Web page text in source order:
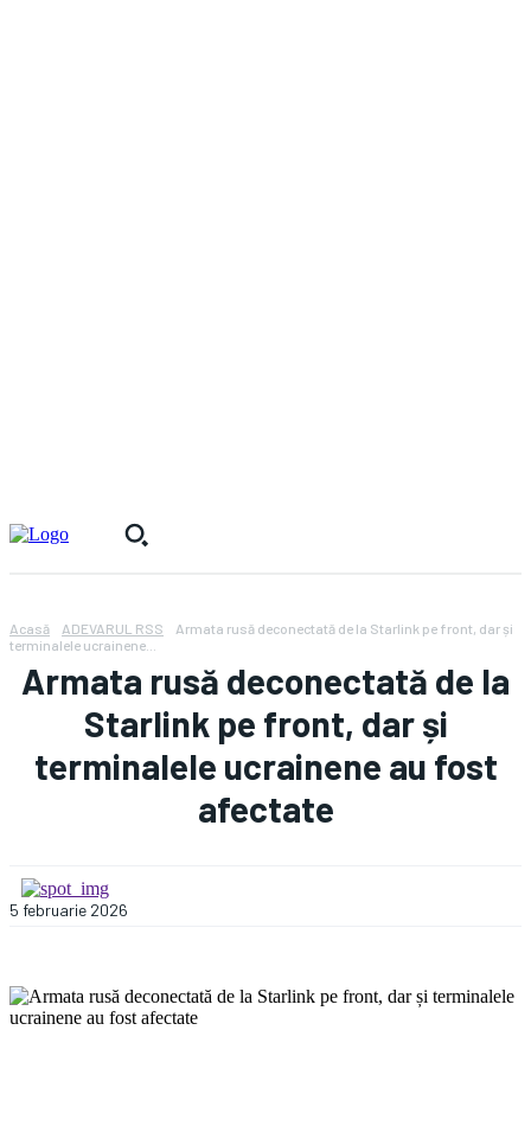
Acasă ADEVARUL RSS
Armata rusă deconectată de la Starlink pe front, dar și
terminalele ucrainene...
Armata rusă deconectată de la
Starlink pe front, dar și
terminalele ucrainene au fost
afectate
5 februarie 2026